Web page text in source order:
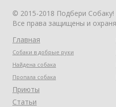
© 2015-2018 Подбери Собаку!
Все права защищены и
Главная
Собаки в добрые руки
Найдена собака
Пропала собака
Приюты
Статьи